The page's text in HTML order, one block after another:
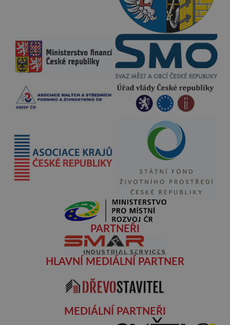
PARTNEŘI
HLAVNÍ MEDIÁLNÍ PARTNER
MEDIÁLNÍ PARTNEŘI